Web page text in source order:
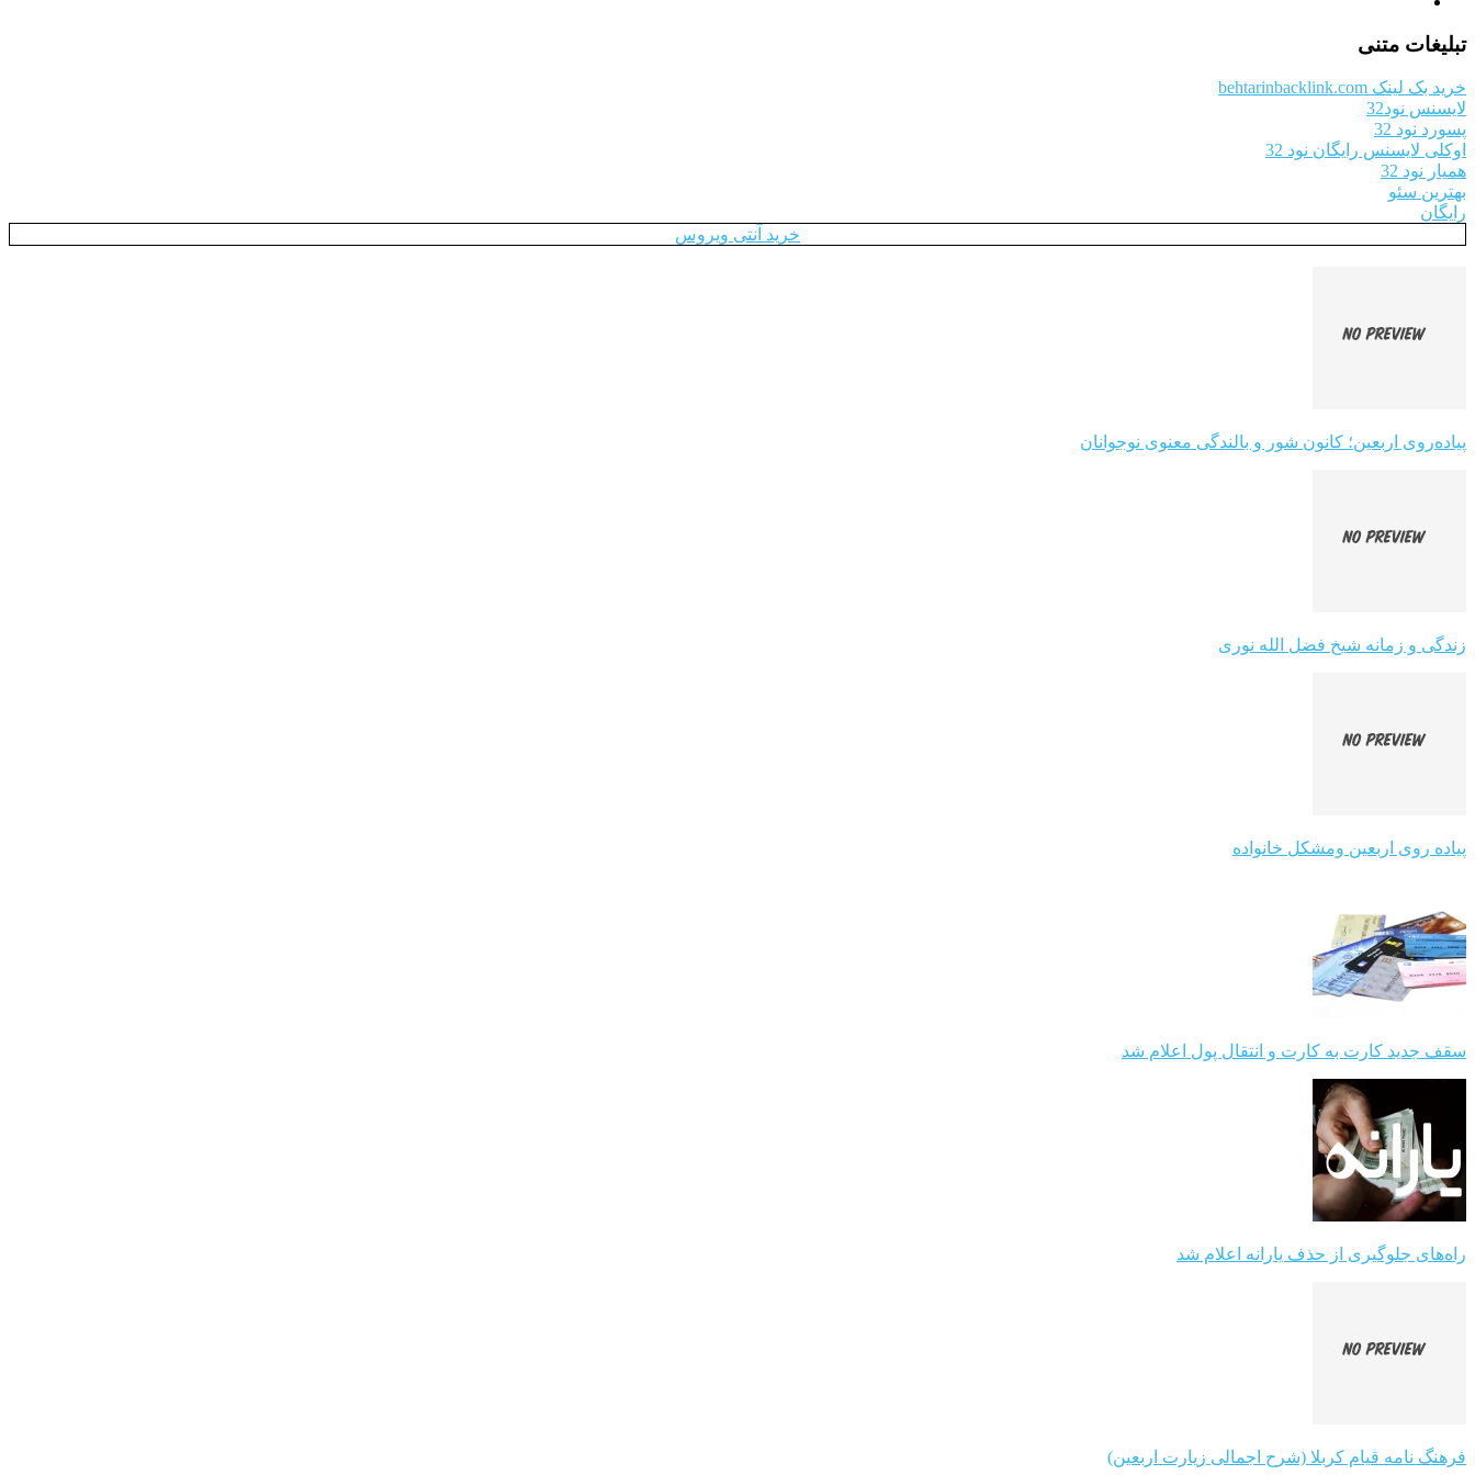
تبلیغات متنی
خرید بک لینک behtarinbacklink.com
لایسنس نود32
پسورد نود 32
اوکلی لایسنس رایگان نود 32
همیار نود 32
بهترین سئو
رایگان
خرید آنتی ویروس
پیاده‌روی اربعین؛ کانون شور و بالندگی معنوی نوجوانان
زندگی و زمانه شیخ فضل الله نوری
پیاده روی اربعین ومشکل خانواده
سقف جدید کارت به کارت و انتقال پول اعلام شد
راه‌های جلوگیری از حذف یارانه اعلام شد
فرهنگ نامه قیام کربلا (شرح اجمالی زیارت اربعین)